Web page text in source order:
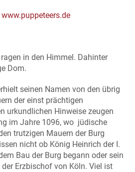
www.puppeteers.de
in den Himmel. Dahinter
Dom.
seinen Namen von den übrig
der einst prächtigen
urkundlichen Hinweise zeugen
im Jahre 1096, wo jüdische
trutzigen Mauern der Burg
nicht ob König Heinrich der I.
Bau der Burg begann oder sein
Erzbischof von Köln. Viel ist